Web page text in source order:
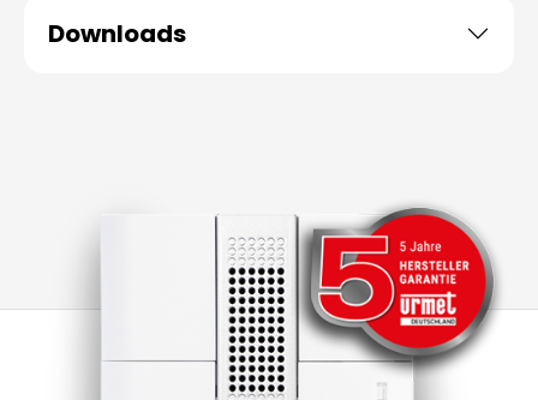
Downloads